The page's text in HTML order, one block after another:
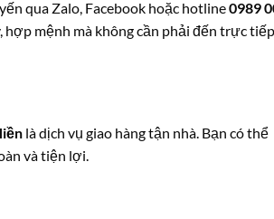
qua Zalo, Facebook hoặc hotline0989
mệnh mà không cần phải đến trực tiếp
là dịch vụ giao hàng tận nhà. Bạn có thể
và tiện lợi.